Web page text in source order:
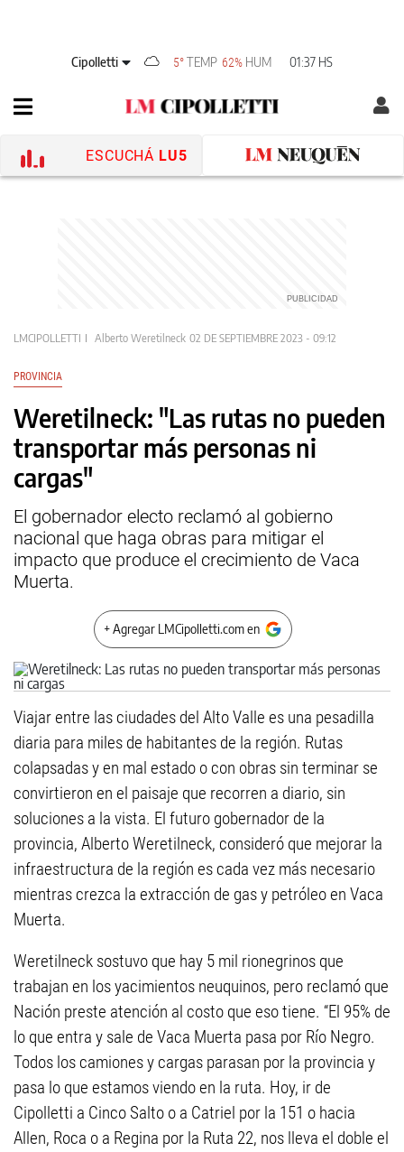
Cipolletti 5° TEMP 62% HUM 01:37 HS
ESCUCHÁ LU5
LMCIPOLLETTI Alberto Weretilneck 02 DE SEPTIEMBRE 2023 - 09:12
PROVINCIA
Weretilneck: "Las rutas no pueden
transportar más personas ni
cargas"
El gobernador electo reclamó al gobierno
nacional que haga obras para mitigar el
impacto que produce el crecimiento de Vaca
Muerta.
+ Agregar LMCipolletti.com en
Viajar entre las ciudades del Alto Valle es una pesadilla
diaria para miles de habitantes de la región. Rutas
colapsadas y en mal estado o con obras sin terminar se
convirtieron en el paisaje que recorren a diario, sin
soluciones a la vista. El futuro gobernador de la
provincia, Alberto Weretilneck, consideró que mejorar la
infraestructura de la región es cada vez más necesario
mientras crezca la extracción de gas y petróleo en Vaca
Muerta.
Weretilneck sostuvo que hay 5 mil rionegrinos que
trabajan en los yacimientos neuquinos, pero reclamó que
Nación preste atención al costo que eso tiene. “El 95% de
lo que entra y sale de Vaca Muerta pasa por Río Negro.
Todos los camiones y cargas parasan por la provincia y
pasa lo que estamos viendo en la ruta. Hoy, ir de
Cipolletti a Cinco Salto o a Catriel por la 151 o hacia
Allen, Roca o a Regina por la Ruta 22, nos lleva el doble el